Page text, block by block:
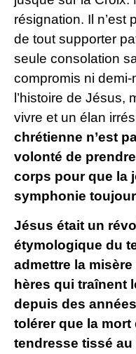
résignation. Il n’est
de tout supporter
seule consolation
compromis ni
l’histoire de Jésus,
vivre et un élan
chrétienne n’est
volonté de
corps pour que la
symphonie
Jésus était un
étymologique du
admettre la
hères qui traînent
depuis des
tolérer que la
tendresse tissé